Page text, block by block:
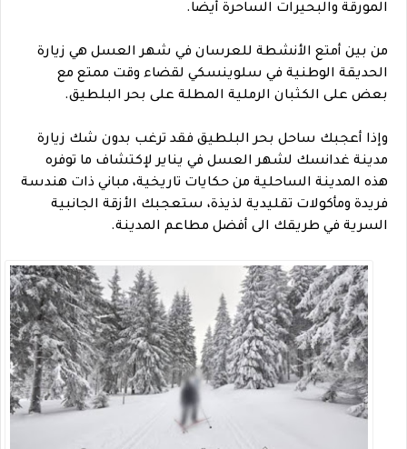
المورقة والبحيرات الساحرة أيضا.
من بين أمتع الأنشطة للعرسان في شهر العسل هي زيارة
الحديقة الوطنية في سلوينسكي لقضاء وقت ممتع مع
بعض على الكثبان الرملية المطلة على بحر البلطيق.
وإذا أعجبك ساحل بحر البلطيق فقد ترغب بدون شك زيارة
مدينة غدانسك لشهر العسل في يناير لإكتشاف ما توفره
هذه المدينة الساحلية من حكايات تاريخية، مباني ذات هندسة
فريدة ومأكولات تقليدية لذيذة، ستعجبك الأزقة الجانبية
السرية في طريقك الى أفضل مطاعم المدينة.